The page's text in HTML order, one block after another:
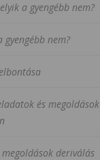
a gyengébb nem?
gyengébb nem?
és megoldások
deriválás